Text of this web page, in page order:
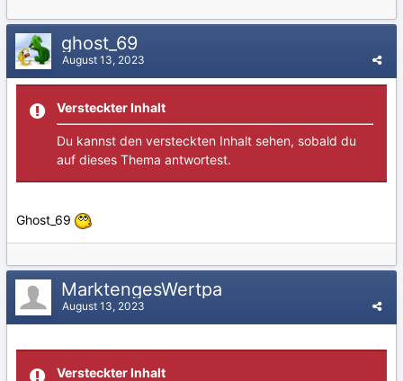
ghost_69
August 13, 2023
Versteckter Inhalt
Du kannst den versteckten Inhalt sehen, sobald du
auf dieses Thema antwortest.
Ghost_69
MarktengesWertpa
August 13, 2023
Versteckter Inhalt